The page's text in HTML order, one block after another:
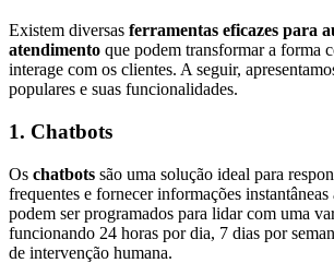
Existem diversas ferramentas eficazes para
atendimento que podem transformar a forma
interage com os clientes. A seguir,
populares e suas funcionalidades.
1. Chatbots
Os chatbots são uma solução ideal para
frequentes e fornecer informações instantâneas
podem ser programados para lidar com uma
funcionando 24 horas por dia, 7 dias por
de intervenção humana.